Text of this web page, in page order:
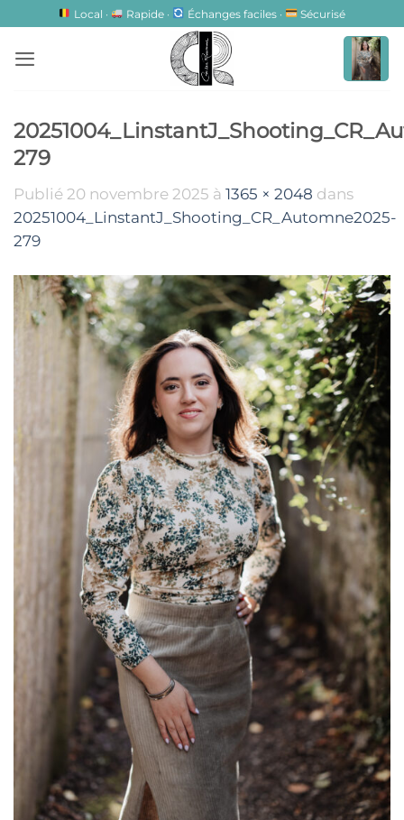
contenu
Local · Rapide · Échanges faciles · Sécurisé
279
Publié 20 novembre 2025 à 1365 × 2048 dans
20251004_LinstantJ_Shooting_CR_Automne2025-
279